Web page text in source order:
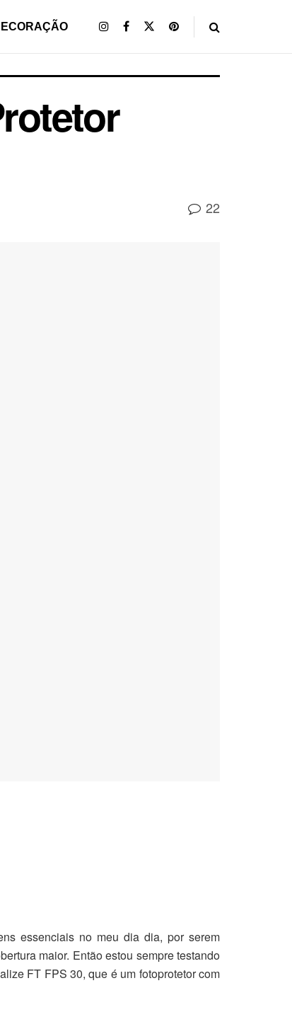
22
essenciais no meu dia dia, por serem
maior. Então estou sempre testando
FT FPS 30, que é um fotoprotetor com